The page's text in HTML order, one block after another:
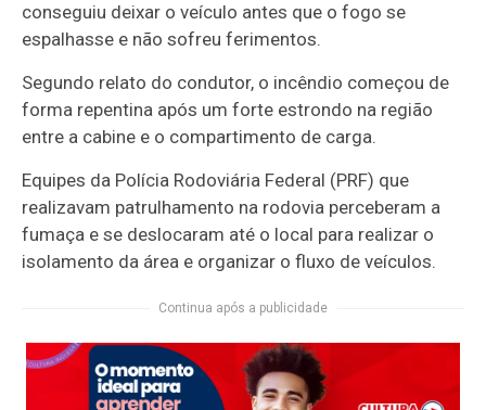
conseguiu deixar o veículo antes que o fogo se
espalhasse e não sofreu ferimentos.
Segundo relato do condutor, o incêndio começou de
forma repentina após um forte estrondo na região
entre a cabine e o compartimento de carga.
Equipes da Polícia Rodoviária Federal (PRF) que
realizavam patrulhamento na rodovia perceberam a
fumaça e se deslocaram até o local para realizar o
isolamento da área e organizar o fluxo de veículos.
Continua após a publicidade